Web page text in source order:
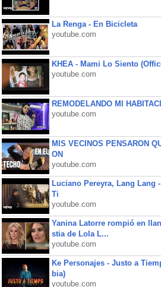
La Renga - En Bicicleta
youtube.com
KHEA - Mami Lo Siento
youtube.com
REMODELANDO MI
youtube.com
MIS VECINOS PENSARON
ON
youtube.com
Luciano Pereyra, Lang Lang
Ti
youtube.com
Yanina Latorre rompió en
stia de Lola L...
youtube.com
Ke Personajes - Justo a
bia)
youtube.com